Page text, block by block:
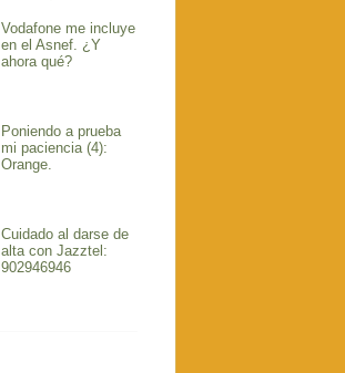
Vodafone me incluye
en el Asnef. ¿Y
ahora qué?
Poniendo a prueba
mi paciencia (4):
Orange.
Cuidado al darse de
alta con Jazztel:
902946946